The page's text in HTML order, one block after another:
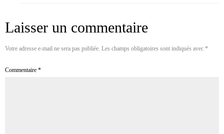
Laisser un commentaire
Votre adresse e-mail ne sera pas publiée. Les champs obligatoires sont indiqués avec *
Commentaire *